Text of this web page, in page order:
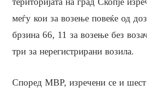
меѓу кои за возење повеќе од
брзина 66, 11 за возење без
три за нерегистрирани возила.
Според МВР, изречени се и шест